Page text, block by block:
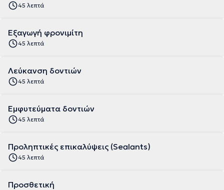
45 λεπτά
Εξαγωγή φρονιμίτη
45 λεπτά
Λεύκανση δοντιών
45 λεπτά
Εμφυτεύματα δοντιών
45 λεπτά
Προληπτικές επικαλύψεις (Sealants)
45 λεπτά
Προσθετική